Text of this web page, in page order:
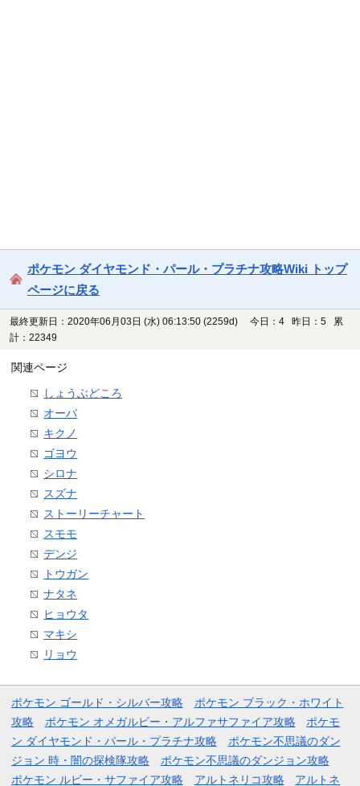
ポケモン ダイヤモンド・パール・プラチナ攻略Wiki トップ
ページに戻る
最終更新日：2020年06月03日 (水) 06:13:50 (2259d)
今日：4 昨日：5 累
計：22349
関連ページ
しょうぶどころ
オーバ
キクノ
ゴヨウ
シロナ
スズナ
ストーリーチャート
スモモ
デンジ
トウガン
ナタネ
ヒョウタ
マキシ
リョウ
ポケモン ゴールド・シルバー攻略
ポケモン ブラック・ホワイト
攻略
ポケモン オメガルビー・アルファサファイア攻略
ポケモ
ン ダイヤモンド・パール・プラチナ攻略
ポケモン不思議のダン
ジョン 時・闇の探検隊攻略
ポケモン不思議のダンジョン攻略
ポケモン ルビー・サファイア攻略
アルトネリコ攻略 アルトネ